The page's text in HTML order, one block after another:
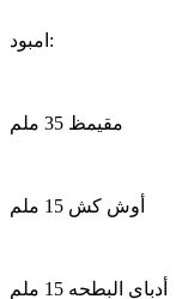
امبود:
مقيمظ 35 ملم
أوش كش 15 ملم
أدباي البطحه 15 ملم